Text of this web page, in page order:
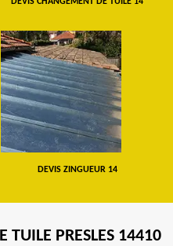
DEVIS ZINGUEUR 14
TUILE PRESLES 14410